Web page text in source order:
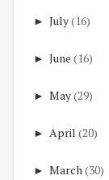
► July(16)
► June (16)
► May(29)
► April (20)
► March(30)